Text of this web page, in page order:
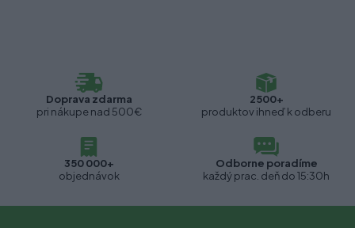
Doprava zdarma
pri nákupe nad 500€
2500+
produktov ihneď k odberu
350 000+
objednávok
Odborne poradíme
každý prac. deň do 15:30h